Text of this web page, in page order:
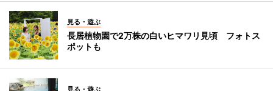
見る・遊ぶ
長居植物園で2万株の白いヒマワリ見頃 フォトス
ポットも
見る・遊ぶ